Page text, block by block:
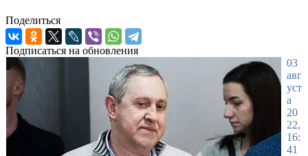
Поделиться
Подписаться на обновления
03
авг
уст
а
20
22,
16:
41